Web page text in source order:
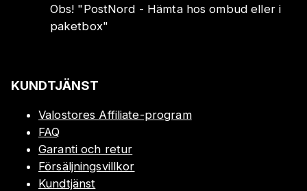
Obs! "PostNord - Hämta hos ombud eller i
paketbox"
KUNDTJÄNST
Valostores Affiliate-program
FAQ
Garanti och retur
Försäljningsvillkor
Kundtjänst